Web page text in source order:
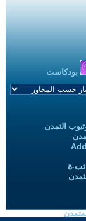
بودكاست
التمدن
ة